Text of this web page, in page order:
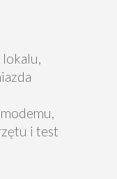
i test